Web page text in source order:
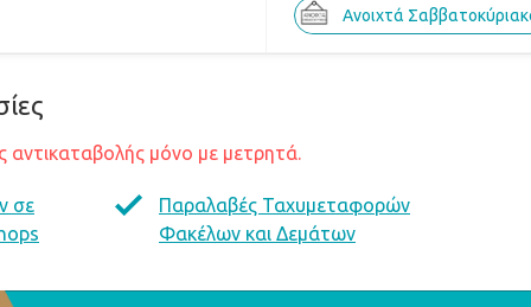
Ανοιχτά
μόνο με μετρητά.
σε
Παραλαβές Ταχυμεταφορών
Φακέλων και Δεμάτων